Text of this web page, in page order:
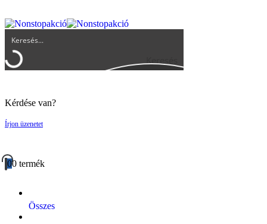
Keresés
Kérdése van?
Írjon üzenetet
00 termék
Összes